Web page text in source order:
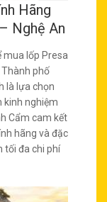
Hãng
Nghệ An
mua lốp Presa
phố
là lựa chọn
kinh nghiệm
Cẩm cam kết
hãng và đặc
tối đa chi phí